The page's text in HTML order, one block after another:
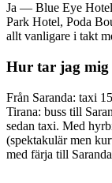
Ja — Blue Eye
Park Hotel, Poda
allt vanligare i takt
Hur tar jag
Från Saranda: taxi
Tirana: buss till
sedan taxi. Med
(spektakulär men
med färja till